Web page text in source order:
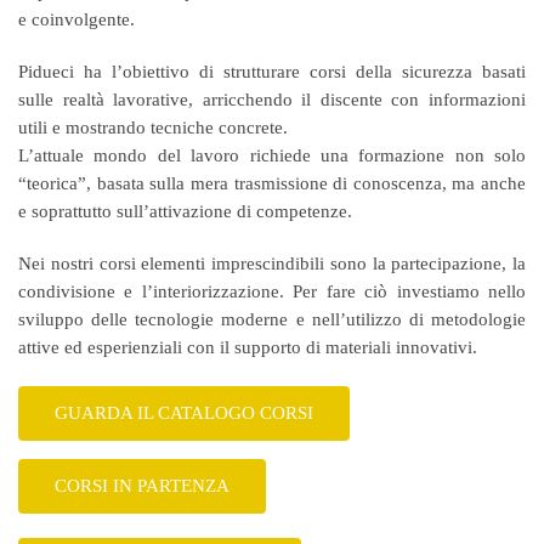
e coinvolgente.
Pidueci ha l’obiettivo di strutturare corsi della sicurezza basati
sulle realtà lavorative, arricchendo il discente con informazioni
utili e mostrando tecniche concrete.
L’attuale mondo del lavoro richiede una formazione non solo
“teorica”, basata sulla mera trasmissione di conoscenza, ma anche
e soprattutto sull’attivazione di competenze.
Nei nostri corsi elementi imprescindibili sono la partecipazione, la
condivisione e l’interiorizzazione. Per fare ciò investiamo nello
sviluppo delle tecnologie moderne e nell’utilizzo di metodologie
attive ed esperienziali con il supporto di materiali innovativi.
GUARDA IL CATALOGO CORSI
CORSI IN PARTENZA